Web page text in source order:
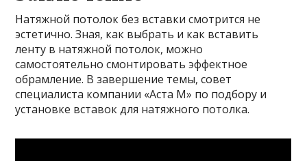
Натяжной потолок без вставки смотрится не
эстетично. Зная, как выбрать и как вставить
ленту в натяжной потолок, можно
самостоятельно смонтировать эффектное
обрамление. В завершение темы, совет
специалиста компании «Аста М» по подбору и
установке вставок для натяжного потолка.